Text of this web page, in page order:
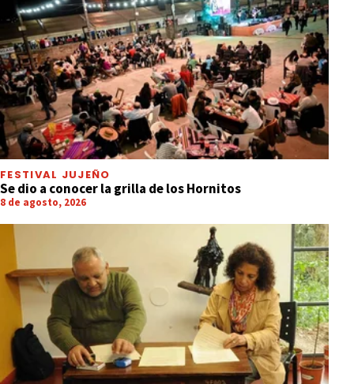
FESTIVAL JUJEÑO
Se dio a conocer la grilla de los Hornitos
8 de agosto, 2026